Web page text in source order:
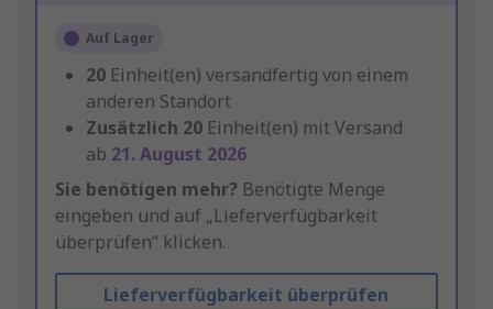
Auf Lager
20 Einheit(en) versandfertig von einem
anderen Standort
Zusätzlich 20 Einheit(en) mit Versand
ab 21. August 2026
Sie benötigen mehr? Benötigte Menge
eingeben und auf „Lieferverfügbarkeit
überprüfen“ klicken.
Lieferverfügbarkeit überprüfen